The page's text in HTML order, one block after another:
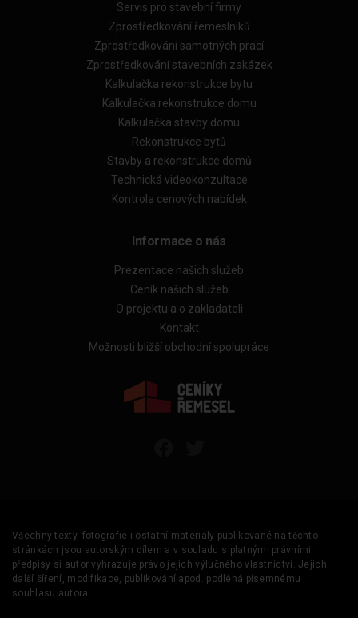
Servis pro stavební firmy
Zprostředkování řemeslníků
Zprostředkování samotných prací
Zprostředkování stavebních zakázek
Kalkulačka rekonstrukce bytu
Kalkulačka rekonstrukce domu
Kalkulačka stavby domu
Rekonstrukce bytů
Stavby a rekonstrukce domů
Technická videokonzultace
Kontrola cenových nabídek
Informace o nás
Prezentace našich služeb
Ceník našich služeb
O projektu a o zakladateli
Kontakt
Možnosti bližší obchodní spolupráce
Všechny texty, fotografie i ostatní materiály publikované na těchto
stránkách jsou autorským dílem a v souladu s platnými právními
předpisy si autor vyhrazuje právo jejich výlučného vlastnictví. Jejich
další šíření, modifikace, publikování apod. podléhá písemnému
souhlasu autora.